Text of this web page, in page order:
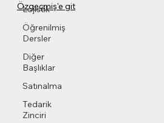
Lojistik
Öğrenilmiş
Dersler
Diğer
Başlıklar
Satınalma
Tedarik
Zinciri
Özgeçmiş'e git